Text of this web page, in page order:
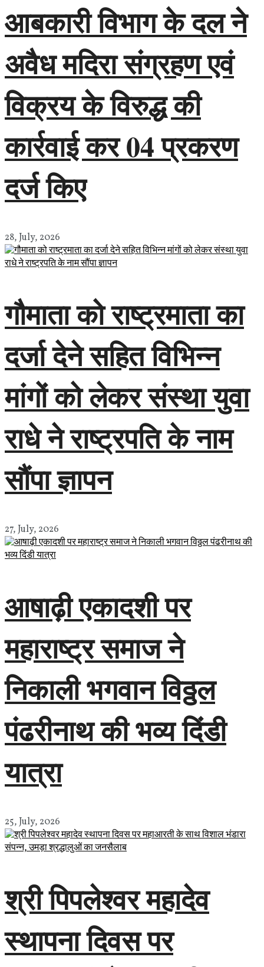
आबकारी विभाग के दल ने
अवैध मदिरा संग्रहण एवं
विक्रय के विरुद्ध की
कार्रवाई कर 04 प्रकरण
दर्ज किए
28, July, 2026
गौमाता को राष्ट्रमाता का
दर्जा देने सहित विभिन्न
मांगों को लेकर संस्था युवा
राधे ने राष्ट्रपति के नाम
सौंपा ज्ञापन
27, July, 2026
आषाढ़ी एकादशी पर
महाराष्ट्र समाज ने
निकाली भगवान विठ्ठल
पंढरीनाथ की भव्य दिंडी
यात्रा
25, July, 2026
श्री पिपलेश्वर महादेव
स्थापना दिवस पर